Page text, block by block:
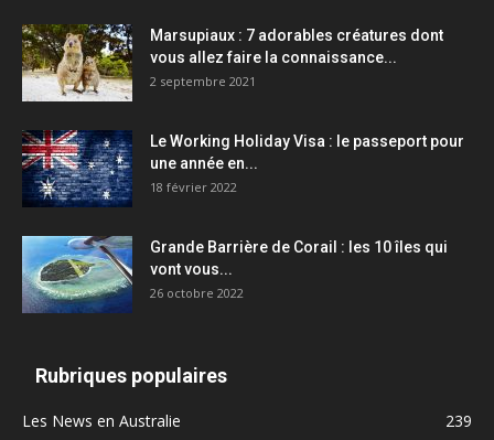
Marsupiaux : 7 adorables créatures dont
vous allez faire la connaissance...
2 septembre 2021
Le Working Holiday Visa : le passeport pour
une année en...
18 février 2022
Grande Barrière de Corail : les 10 îles qui
vont vous...
26 octobre 2022
Rubriques populaires
Les News en Australie
239